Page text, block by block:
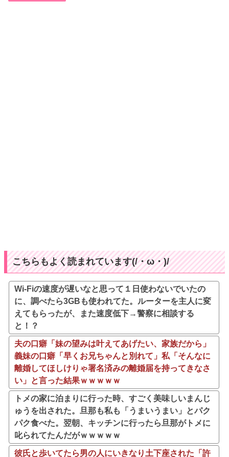
こちらもよく読まれています(/・ω・)/
Wi-Fiの速度が遅いなと思って１日使わないでいたの
に、調べたら3GBも使われてた。ルーターを主人に変
えてもらったが、また速度低下→警察に相談する
と！？
夫の口癖「妹の望みは叶えてあげたい、家族だから」
義妹の口癖「早くお兄ちゃんと別れて」私「そんなに
離婚してほしけりゃ署名済みの離婚届を持ってきなさ
い」と言った結果ｗｗｗｗｗ
トメの家に泊まりに行った時、すごく美味しいまんじ
ゅうを出された。旦那も私も「うまいうまい」とパク
パク食べた。翌朝、キッチンに行ったら旦那がトメに
叱られてたんだがｗｗｗｗｗ
彼氏と歩いてたら男の人にいきなり土下座された「許